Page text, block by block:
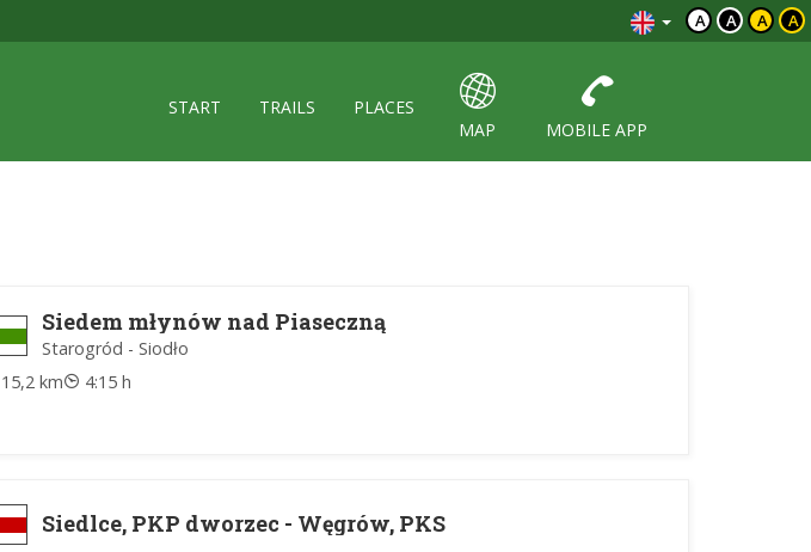
A A A A
START TRAILS
PLACES
MAP
MOBILE APP
Siedem młynów nad Piaseczną
Starogród - Siodło
15,2 km
4:15 h
Siedlce, PKP dworzec - Węgrów, PKS